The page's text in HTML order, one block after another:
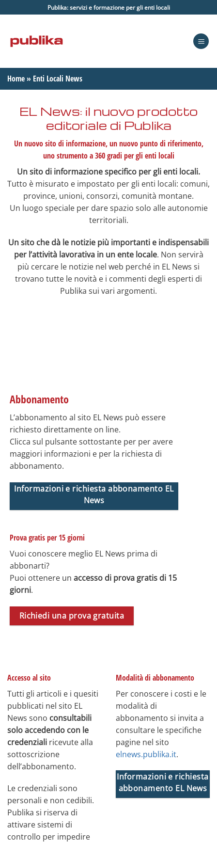
ai
Publika: servizi e formazione per gli enti locali
Home » Enti Locali News
EL News: il nuovo prodotto
editoriale di Publika
Un nuovo sito di informazione, un nuovo punto di riferimento,
uno strumento a 360 gradi per gli enti locali
Un sito di informazione specifico per gli enti locali.
Tutto è misurato e impostato per gli enti locali: comuni,
province, unioni, consorzi, comunità montane.
Un luogo speciale per dare spazio solo alle autonomie
territoriali.
Un sito che dà le notizie più importanti e indispensabili
per l’attività lavorativa in un ente locale. Non servirà
più cercare le notizie nel web perché in EL News si
trovano tutte le novità e i commenti degli esperti di
Publika sui vari argomenti.
Abbonamento
L’abbonamento al sito EL News può essere
richiesto direttamente on line.
Clicca sul pulsante sottostante per per avere
maggiori informazioni e per la richiesta di
abbonamento.
Informazioni e richiesta abbonamento EL
News
Prova gratis per 15 giorni
Vuoi conoscere meglio EL News prima di
abbonarti?
Puoi ottenere un accesso di prova gratis di 15
giorni.
Richiedi una prova gratuita
Accesso al sito
Tutti gli articoli e i quesiti
pubblicati nel sito EL
News sono consultabili
solo accedendo con le
credenziali ricevute alla
sottoscrizione
dell’abbonamento.
Le credenziali sono
personali e non cedibili.
Publika si riserva di
attivare sistemi di
controllo per impedire
Modalità di abbonamento
Per conoscere i costi e le
modalità di
abbonamento si invita a
consultare le specifiche
pagine nel sito
elnews.publika.it.
Informazioni e richiesta
abbonamento EL News